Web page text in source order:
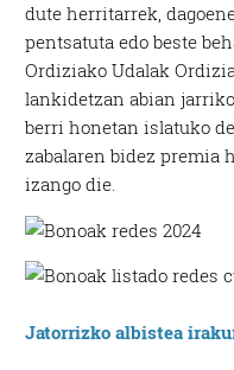
dute herritarrek,
pentsatuta edo beste
Ordiziako Udalak
lankidetzan abian
berri honetan islatuko
zabalaren bidez premia
izango die.
Jatorrizko albistea